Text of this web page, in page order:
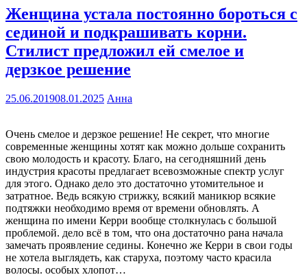
Женщина устала постоянно бороться с
сединой и подкрашивать корни.
Стилист предложил ей смелое и
дерзкое решение
25.06.201908.01.2025 Анна
Очень смелое и дерзкое решение! Не секрет, что многие
современные женщины хотят как можно дольше сохранить
свою молодость и красоту. Благо, на сегодняшний день
индустрия красоты предлагает всевозможные спектр услуг
для этого. Однако дело это достаточно утомительное и
затратное. Ведь всякую стрижку, всякий маникюр всякие
подтяжки необходимо время от времени обновлять. А
женщина по имени Керри вообще столкнулась с большой
проблемой. дело всё в том, что она достаточно рана начала
замечать проявление седины. Конечно же Керри в свои годы
не хотела выглядеть, как старуха, поэтому часто красила
волосы. особых хлопот…